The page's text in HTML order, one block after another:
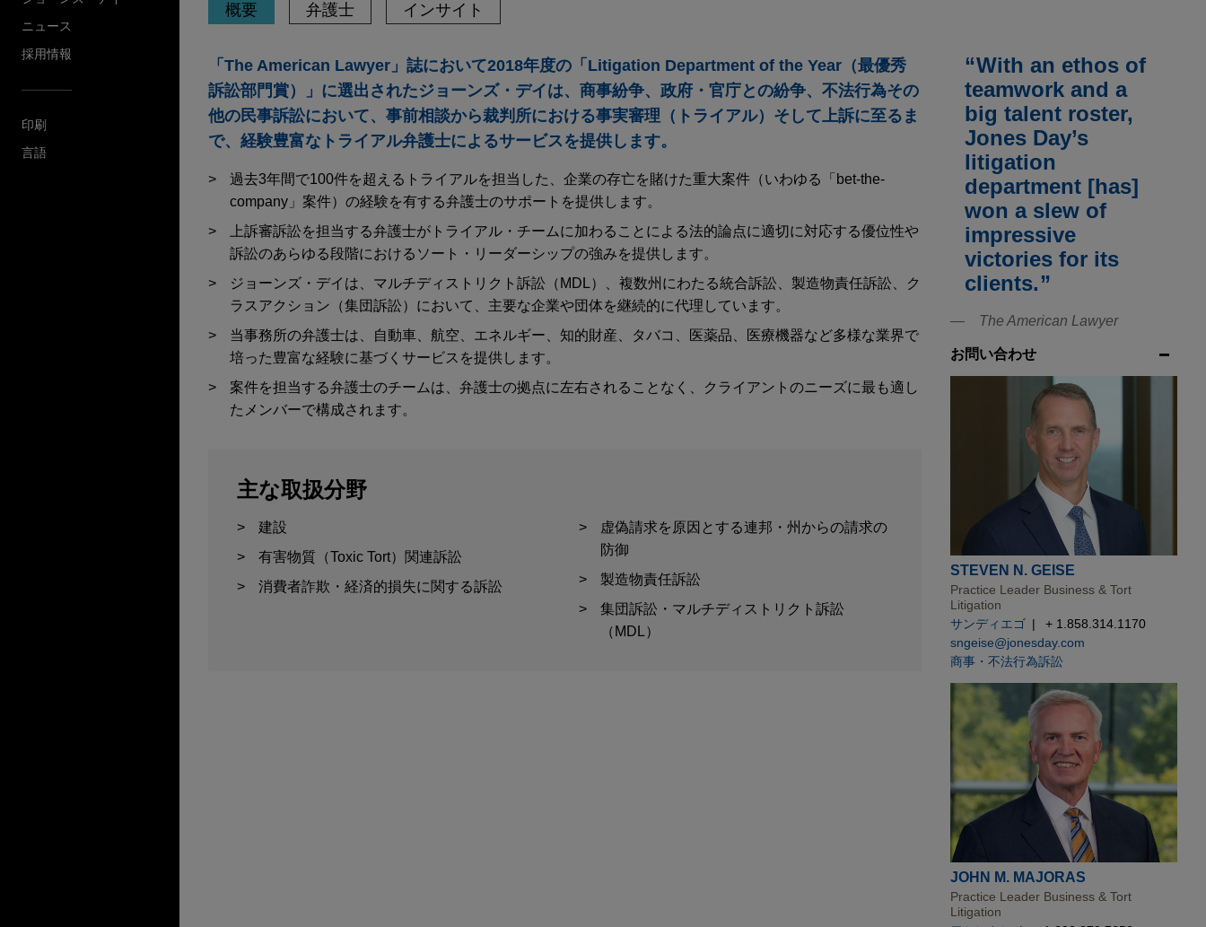
ニュース
採用情報
印刷
言語
概要 弁護士 インサイト
「The American Lawyer」誌において2018年度の「Litigation Department of the Year（最優秀
訴訟部門賞）」に選出されたジョーンズ・デイは、商事紛争、政府・官庁との紛争、不法行為その
他の民事訴訟において、事前相談から裁判所における事実審理（トライアル）そして上訴に至るま
で、経験豊富なトライアル弁護士によるサービスを提供します。
過去3年間で100件を超えるトライアルを担当した、企業の存亡を賭けた重大案件（いわゆる「bet-the-
company」案件）の経験を有する弁護士のサポートを提供します。
上訴審訴訟を担当する弁護士がトライアル・チームに加わることによる法的論点に適切に対応する優位性や
訴訟のあらゆる段階におけるソート・リーダーシップの強みを提供します。
ジョーンズ・デイは、マルチディストリクト訴訟（MDL）、複数州にわたる統合訴訟、製造物責任訴訟、ク
ラスアクション（集団訴訟）において、主要な企業や団体を継続的に代理しています。
当事務所の弁護士は、自動車、航空、エネルギー、知的財産、タバコ、医薬品、医療機器など多様な業界で
培った豊富な経験に基づくサービスを提供します。
案件を担当する弁護士のチームは、弁護士の拠点に左右されることなく、クライアントのニーズに最も適し
たメンバーで構成されます。
主な取扱分野
建設
有害物質（Toxic Tort）関連訴訟
消費者詐欺・経済的損失に関する訴訟
虚偽請求を原因とする連邦・州からの請求の
防御
製造物責任訴訟
集団訴訟・マルチディストリクト訴訟
（MDL）
With an ethos of
teamwork and a
big talent roster,
Jones Day’s
litigation
department [has]
won a slew of
impressive
victories for its
clients.
The American Lawyer
お問い合わせ
STEVEN N. GEISE
Practice Leader Business & Tort
Litigation
サンディエゴ
+ 1.858.314.1170
sngeise@jonesday.com
商事・不法行為訴訟
JOHN M. MAJORAS
Practice Leader Business & Tort
Litigation